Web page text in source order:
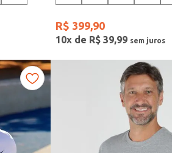
R$ 399,90
10x de R$ 39,99